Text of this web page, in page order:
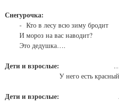
Снегурочка:
- Кто в лесу всю зиму бродит
И мороз на вас наводит?
Это дедушка….
Дети и взрослые:
…
У него есть
Дети и взрослые: